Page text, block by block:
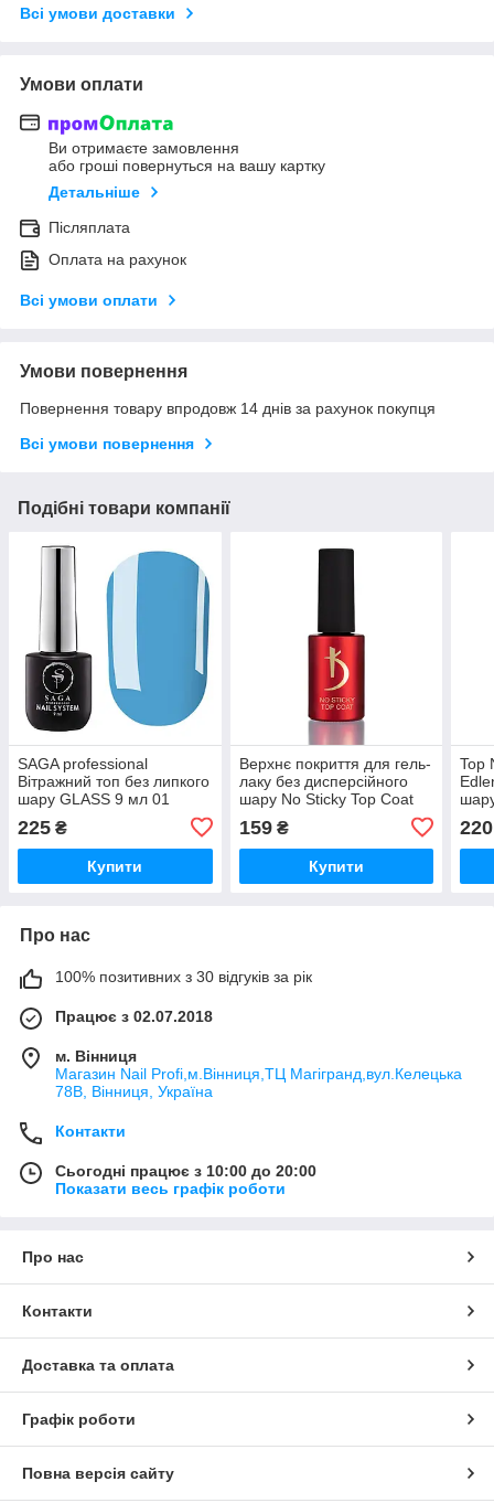
Всі умови доставки
Умови оплати
Ви отримаєте замовлення
або гроші повернуться на вашу картку
Детальніше
Післяплата
Оплата на рахунок
Всі умови оплати
Умови повернення
Повернення товару впродовж 14 днів за рахунок покупця
Всі умови повернення
Подібні товари компанії
SAGA professional
Вітражний топ без липкого
шару GLASS 9 мл 01
225 ₴
Купити
Верхнє покриття для гель-
лаку без дисперсійного
шару No Sticky Top Coat
159₴
Купити
Top
220
Про нас
100% позитивних з 30 відгуків за рік
Працює з 02.07.2018
м. Вінниця
Магазин Nail Profi,м.Вінниця,ТЦ Магігранд,вул.Келецька
78В, Вінниця, Україна
Контакти
Сьогодні працює з 10:00 до 20:00
Показати весь графік роботи
Про нас
Контакти
Доставка та оплата
Графік роботи
Повна версія сайту